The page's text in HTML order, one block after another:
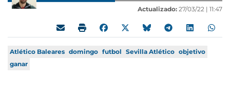
Actualizado: 27/03/22 | 11:47
Atlético Baleares domingo futbol Sevilla Atlético objetivo
ganar